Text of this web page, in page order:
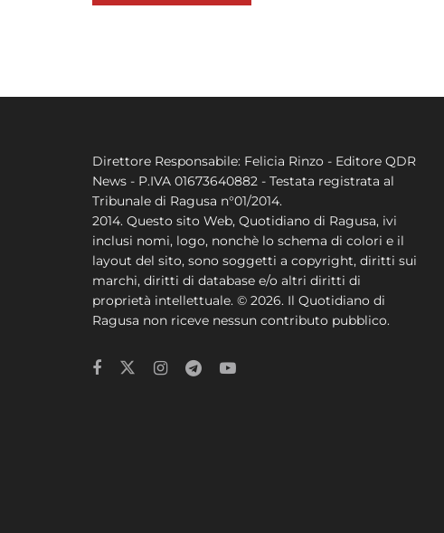
Direttore Responsabile: Felicia Rinzo - Editore QDR
News - P.IVA 01673640882 - Testata registrata al
Tribunale di Ragusa n°01/2014.
2014. Questo sito Web, Quotidiano di Ragusa, ivi
inclusi nomi, logo, nonchè lo schema di colori e il
layout del sito, sono soggetti a copyright, diritti sui
marchi, diritti di database e/o altri diritti di
proprietà intellettuale. © 2026. Il Quotidiano di
Ragusa non riceve nessun contributo pubblico.